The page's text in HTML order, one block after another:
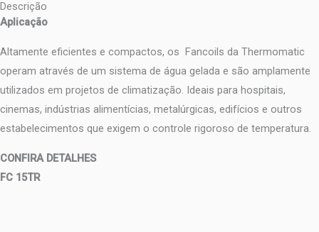
Descrição
Aplicação
Altamente eficientes e compactos, os Fancoils da Thermomatic
operam através de um sistema de água gelada e são amplamente
utilizados em projetos de climatização. Ideais para hospitais,
cinemas, indústrias alimentícias, metalúrgicas, edifícios e outros
estabelecimentos que exigem o controle rigoroso de temperatura.
CONFIRA DETALHES
FC 15TR